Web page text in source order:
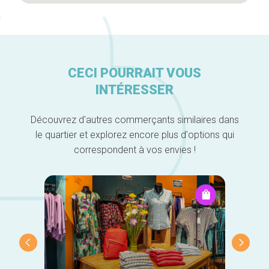
CECI POURRAIT VOUS
INTÉRESSER
Découvrez d'autres commerçants similaires dans
le quartier et explorez encore plus d'options qui
correspondent à vos envies !